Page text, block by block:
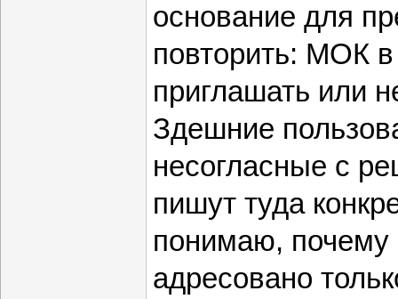
основание для
повторить: МОК
приглашать или
Здешние
несогласные с
пишут туда
понимаю, почему
адресовано